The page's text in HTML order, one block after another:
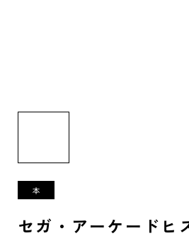
セガ・アーケードヒ